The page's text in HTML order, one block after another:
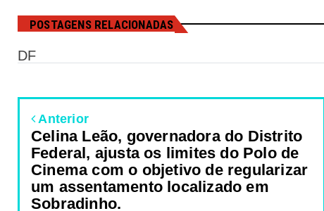
POSTAGENS RELACIONADAS
DF
Anterior
Celina Leão, governadora do Distrito
Federal, ajusta os limites do Polo de
Cinema com o objetivo de regularizar
um assentamento localizado em
Sobradinho.